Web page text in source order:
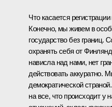
Что касается
Конечно, мы живем в
государство без границ.
охранять себя от
нависла над нами, нет
действовать аккуратно.
демократической
на все, что происходит у